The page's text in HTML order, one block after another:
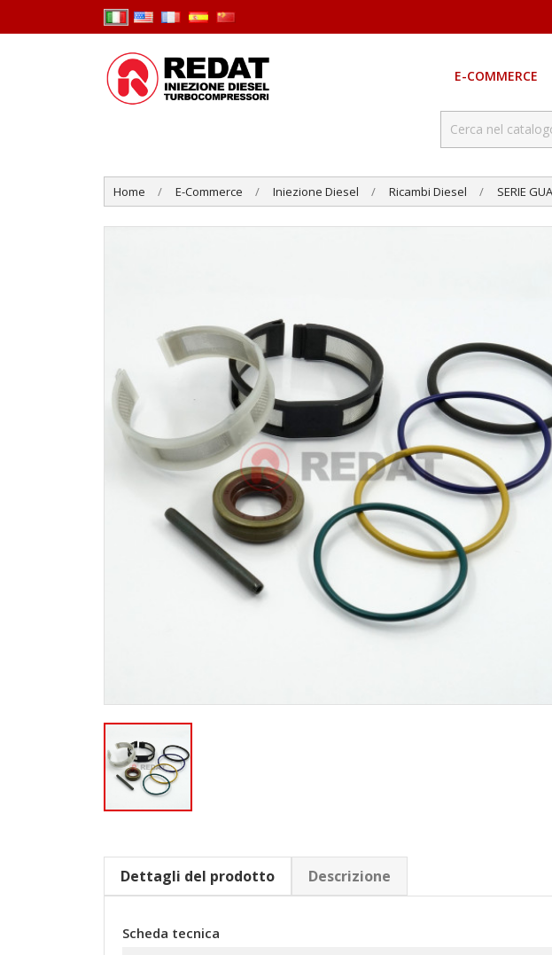
E-COMMERCE
Home E-Commerce Iniezione Diesel Ricambi Diesel SERIE
Dettagli del prodotto Descrizione
Scheda tecnica